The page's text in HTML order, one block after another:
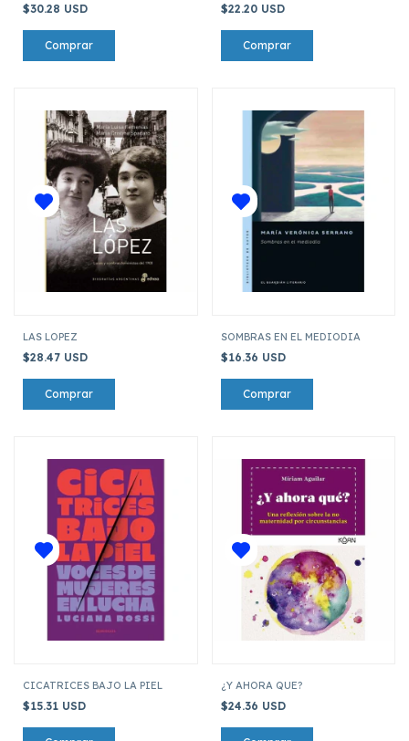
$30.28 USD $22.20 USD
LAS LOPEZ
$28.47 USD
SOMBRAS EN EL MEDIODIA
$16.36 USD
CICATRICES BAJO LA PIEL
$15.31 USD
¿Y AHORA QUE?
$24.36 USD